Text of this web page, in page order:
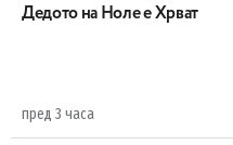
Дедото на Ноле е Хрват
пред 3 часа